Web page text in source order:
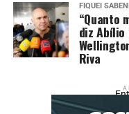
FIQUEI
“Quanto
diz Abílio
Riva